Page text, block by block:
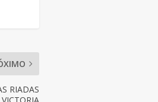
RIADAS